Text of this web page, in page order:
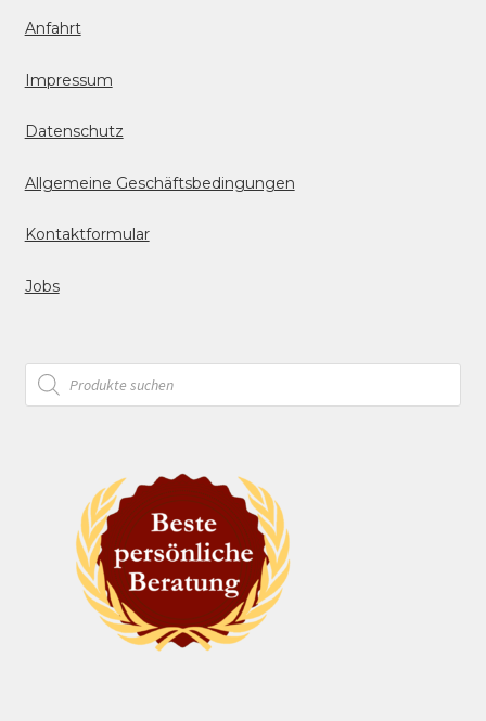
Anfahrt
Impressum
Datenschutz
Allgemeine Geschäftsbedingungen
Kontaktformular
Jobs
Products
search